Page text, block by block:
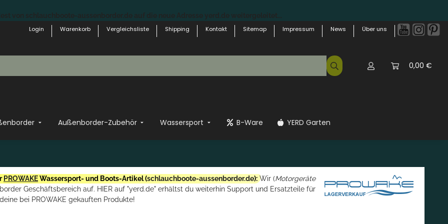
Login
Warenkorb Vergleichsliste Shipping Kontakt Sitemap Impressum News Über uns
0,00 €
Außenborder-Zubehör Wassersport B-Ware YERD Garten
PROWAKEWassersport- und Boots-Artikel (schlauchboote-aussenborder.de): Wir (Motorgeräte
Geschäftsbereich auf. HIER auf "yerd.de" erhältst du weiterhin Support und Ersatzteile für
deine bei PROWAKE gekauften Produkte!